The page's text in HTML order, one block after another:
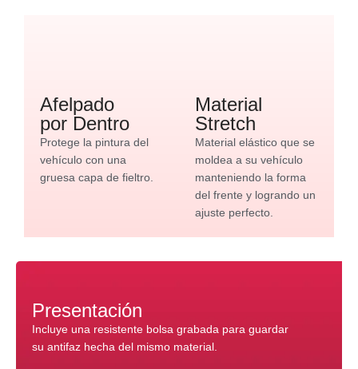
Afelpado
por Dentro
Protege la pintura del
vehículo con una
gruesa capa de fieltro.
Material
Stretch
Material elástico que se
moldea a su vehículo
manteniendo la forma
del frente y logrando un
ajuste perfecto.
Presentación
Incluye una resistente bolsa grabada para guardar
su antifaz hecha del mismo material.